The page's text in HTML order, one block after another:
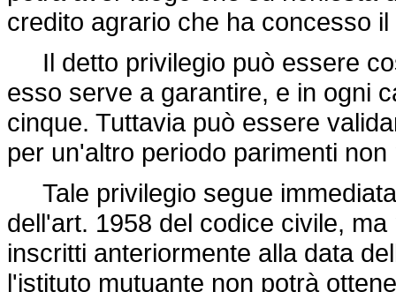
credito agrario che ha concesso
Il detto privilegio può essere
esso serve a garantire, e in ogni
cinque. Tuttavia può essere
per un'altro periodo parimenti
Tale privilegio segue
dell'art. 1958 del codice civile,
inscritti anteriormente alla data
l'istituto mutuante non potrà